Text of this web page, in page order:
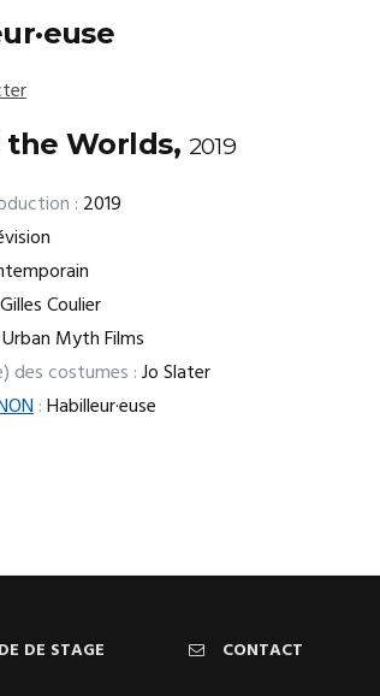
the Worlds, 2019
: 2019
Gilles Coulier
Urban Myth Films
des costumes :Jo Slater
:Habilleur·euse
DE STAGE CONTACT